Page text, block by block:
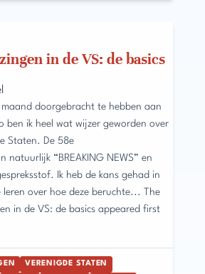
in de VS: de basics
doorgebracht te hebben aan
ben ik heel wat wijzer geworden over
Staten. De 58e
natuurlijk “BREAKING NEWS” en
Ik heb de kans gehad in
leren over hoe deze beruchte... The
in de VS: de basics appeared first
VERENIGDE STATEN